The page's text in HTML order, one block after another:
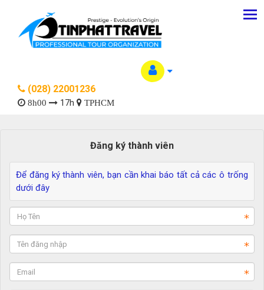
(028) 22001236
8h00 17h TPHCM
Đăng ký thành viên
Để đăng ký thành viên, bạn cần khai báo tất cả các ô trống
dưới đây